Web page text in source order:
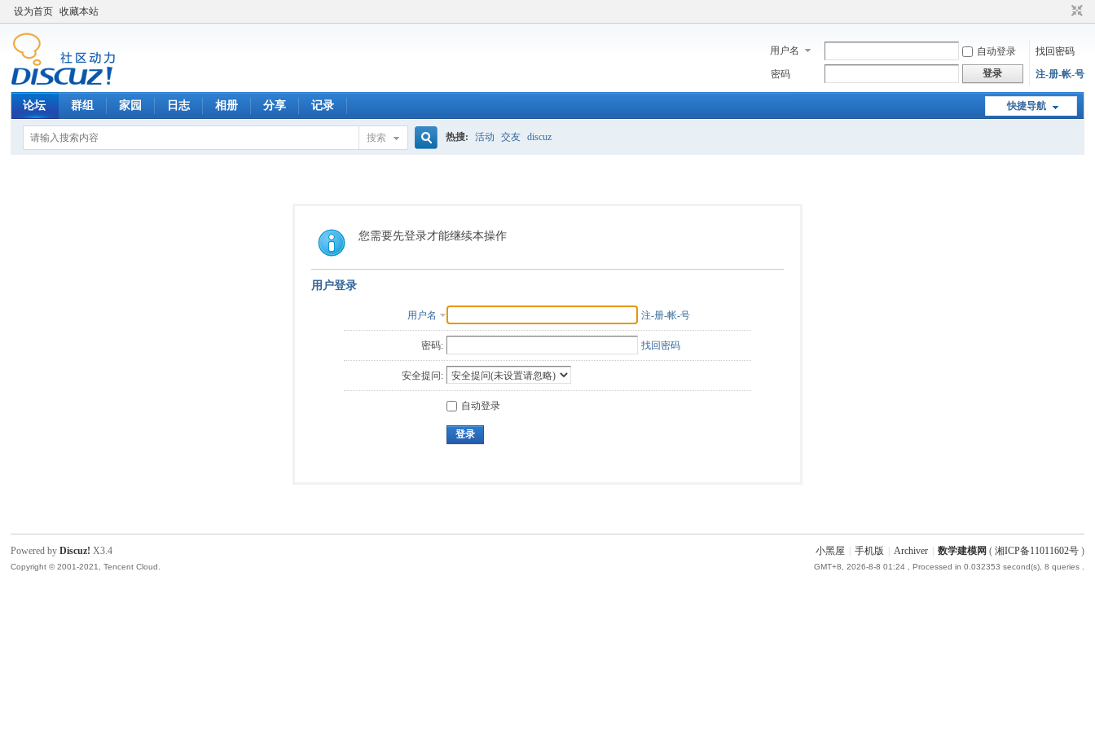
设为首页 收藏本站
用户名 自动登录
找回密码
密码
登录 注-册-帐-号
快捷导航
论坛 群组 家园 日志 相册 分享 记录
搜索
索
热搜: 活动 交友 discuz
您需要先登录才能继续本操作
用户登录
用户名 注-册-帐-号
密码: 找回密码
安全提问:
自动登录
登录
小黑屋 手机版 Archiver 数学建模网 ( 湘ICP备11011602号)
GMT+8, 2026-8-8 01:24, Processed in 0.032353 second(s), 8 queries .
Powered byDiscuz! X3.4
Copyright © 2001-2021, Tencent Cloud.